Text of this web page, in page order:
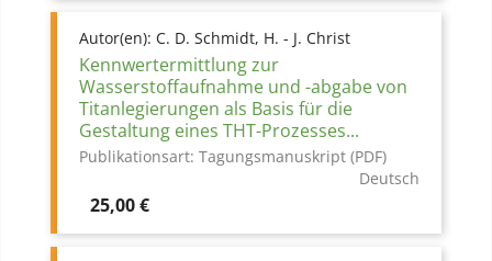
Autor(en): C. D. Schmidt, H. - J. Christ
Kennwertermittlung zur
Wasserstoffaufnahme und -abgabe von
Titanlegierungen als Basis für die
Gestaltung eines THT-Prozesses...
Publikationsart: Tagungsmanuskript (PDF)
Deutsch
Preis
25,00 €